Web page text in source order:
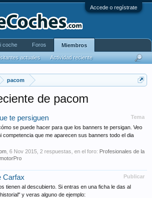
Accede o regístrate
pacom
de pacom
Tema
te persiguen
se puede hacer para que los banners te persigan. Veo
competencia que me aparecen sus banners todo el dia
6 Nov 2015 , 2 respuestas, en el foro: Profesionales de la
Publicar
Carfax
tienen al descubierto. Si entras en una ficha le das al
y veras alguno de ejemplo:
coche Foros Miembros
actuales Actividad reciente